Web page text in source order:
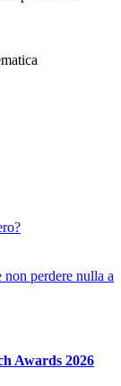
perdere nulla a
Awards 2026